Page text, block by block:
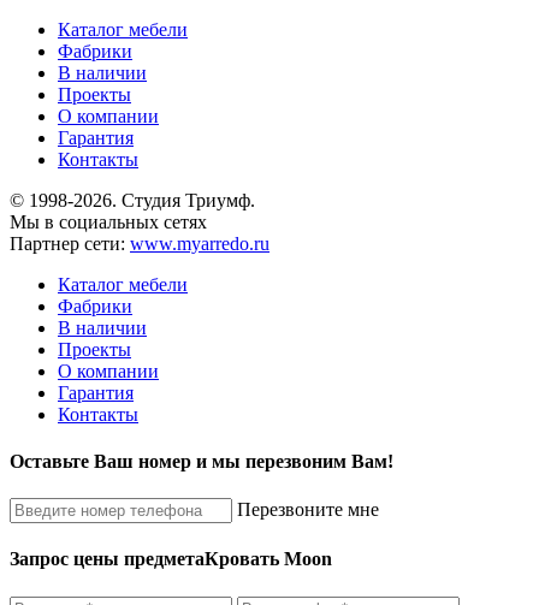
Каталог мебели
Фабрики
В наличии
Проекты
О компании
Гарантия
Контакты
© 1998-2026. Студия Триумф.
Мы в социальных сетях
Партнер сети: www.myarredo.ru
Каталог мебели
Фабрики
В наличии
Проекты
О компании
Гарантия
Контакты
Оставьте Ваш номер и мы перезвоним Вам!
Перезвоните мне
Запрос цены предметаКровать Moon